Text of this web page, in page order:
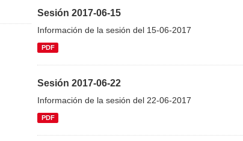
Sesión 2017-06-15
Información de la sesión del 15-06-2017
PDF
Sesión 2017-06-22
Información de la sesión del 22-06-2017
PDF